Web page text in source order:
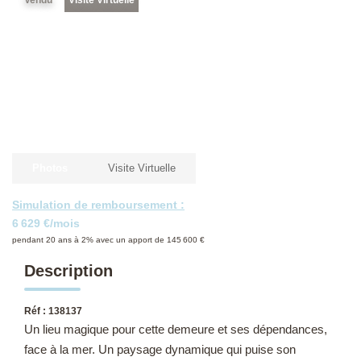
L'expertise
Nous Rejoindre
CONTACT
Simulation de remboursement :
6 629 €/mois
pendant 20 ans à 2% avec un apport de 145 600 €
Visite Virtuelle
Description
Réf : 138137
Un lieu magique pour cette demeure et ses dépendances,
face à la mer. Un paysage dynamique qui puise son